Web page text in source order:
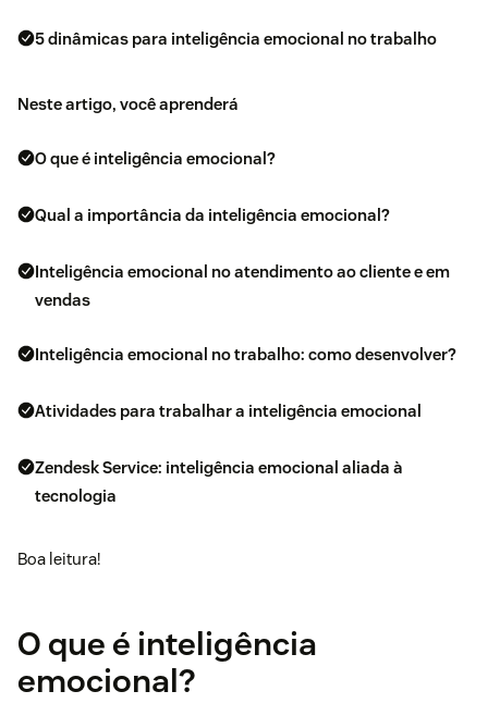
5 dinâmicas para inteligência emocional no trabalho
Neste artigo, você aprenderá
O que é inteligência emocional?
Qual a importância da inteligência emocional?
Inteligência emocional no atendimento ao cliente e em
vendas
Inteligência emocional no trabalho: como desenvolver?
Atividades para trabalhar a inteligência emocional
Zendesk Service: inteligência emocional aliada à
tecnologia
Boa leitura!
O que é inteligência
emocional?